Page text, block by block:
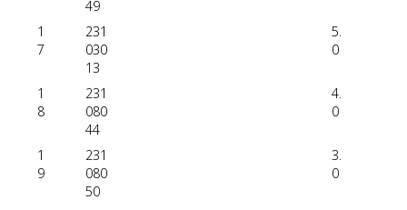
49
1
7
231
030
13
5.
0
1
8
231
080
44
4.
0
1
9
231
080
50
3.
0